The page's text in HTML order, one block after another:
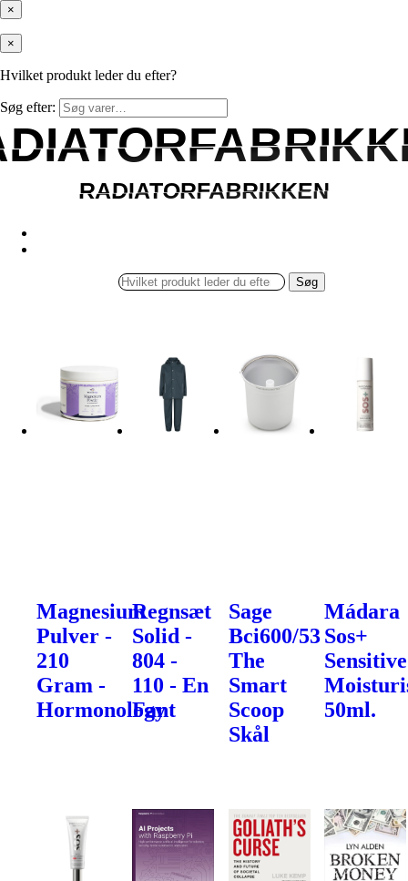
×
×
Hvilket produkt leder du efter?
Søg efter:
RADIATORFABRIKKEN
RADIATORFABRIKKEN
Søg
Magnesium
Pulver -
210
Gram -
Hormonology
Regnsæt
Solid -
804 -
110 - En
Fant
Sage
Bci600/53
The
Smart
Scoop
Skål
Mádara
Sos+
Sensitive
50ml.